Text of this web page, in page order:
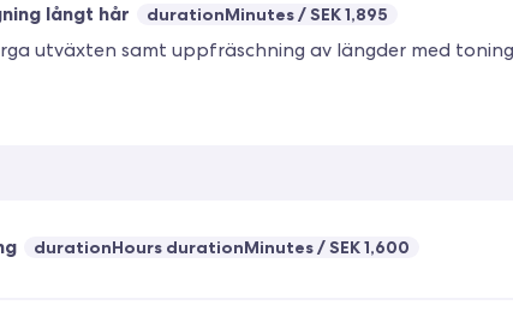
långt hår durationMinutes SEK 1,895
durationHours durationMinutes SEK 1,600